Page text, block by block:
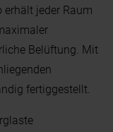
erhält jeder Raum
Belüftung. Mit
fertiggestellt.